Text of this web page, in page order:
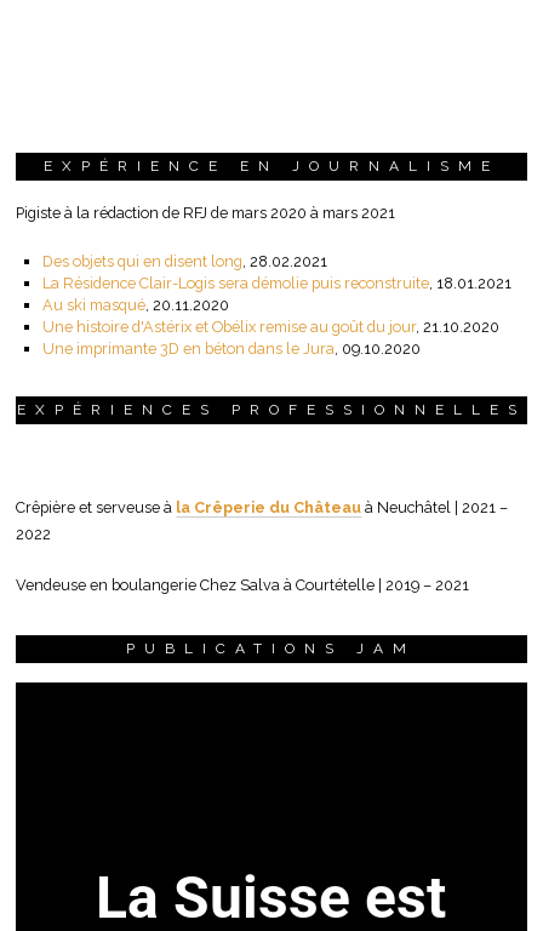
EXPÉRIENCE EN JOURNALISME
Pigiste à la rédaction de RFJ de mars 2020 à mars 2021
Des objets qui en disent long, 28.02.2021
La Résidence Clair-Logis sera démolie puis reconstruite, 18.01.2021
Au ski masqué, 20.11.2020
Une histoire d'Astérix et Obélix remise au goût du jour, 21.10.2020
Une imprimante 3D en béton dans le Jura, 09.10.2020
EXPÉRIENCES PROFESSIONNELLES
Crêpière et serveuse à la Crêperie du Château à Neuchâtel | 2021 –
2022
Vendeuse en boulangerie Chez Salva à Courtételle | 2019 – 2021
PUBLICATIONS JAM
La Suisse est